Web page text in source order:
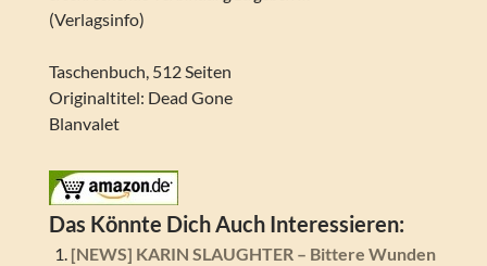
(Verlagsinfo)
Taschenbuch, 512 Seiten
Originaltitel: Dead Gone
Blanvalet
Das Könnte Dich Auch Interessieren:
[NEWS] KARIN SLAUGHTER – Bittere Wunden